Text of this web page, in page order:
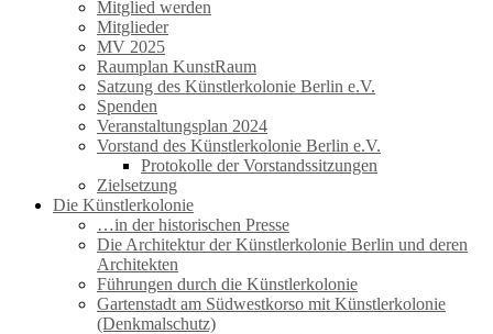
Mitglied werden
Mitglieder
MV 2025
Raumplan KunstRaum
Satzung des Künstlerkolonie Berlin e.V.
Spenden
Veranstaltungsplan 2024
Vorstand des Künstlerkolonie Berlin e.V.
Protokolle der Vorstandssitzungen
Zielsetzung
Die Künstlerkolonie
…in der historischen Presse
Die Architektur der Künstlerkolonie Berlin und deren
Architekten
Führungen durch die Künstlerkolonie
Gartenstadt am Südwestkorso mit Künstlerkolonie
(Denkmalschutz)